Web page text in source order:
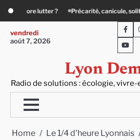
content
solitude : quand le lien social devient essentiel
vendredi
août 7, 2026
Lyon
Radio de solutions : écologie,
Home
Le 1/4 d'heure Lyonnais